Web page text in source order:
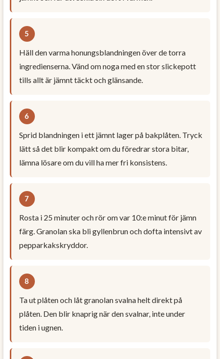
Häll den varma honungsblandningen över de torra
ingredienserna. Vänd om noga med en stor slickepott
tills allt är jämnt täckt och glänsande.
Sprid blandningen i ett jämnt lager på bakplåten. Tryck
lätt så det blir kompakt om du föredrar stora bitar,
lämna lösare om du vill ha mer fri konsistens.
Rosta i 25 minuter och rör om var 10:e minut för jämn
färg. Granolan ska bli gyllenbrun och dofta intensivt av
pepparkakskryddor.
Ta ut plåten och låt granolan svalna helt direkt på
plåten. Den blir knaprig när den svalnar, inte under
tiden i ugnen.